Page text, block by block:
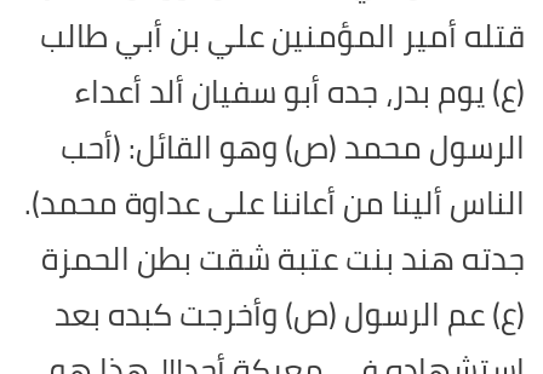
قتله أمير المؤمنين علي بن أبي طالب
(ع) يوم بدر، جده أبو سفيان ألد أعداء
الرسول محمد (ص) وهو القائل: (أحب
الناس ألينا من أعاننا على عداوة محمد).
جدته هند بنت عتبة شقت بطن الحمزة
(ع) عم الرسول (ص) وأخرجت كبده بعد